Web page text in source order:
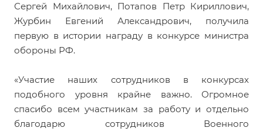
Сергей Михайлович, Потапов Петр Кириллович,
Журбин Евгений Александрович, получила
первую в истории награду в конкурсе министра
обороны РФ.
«Участие наших сотрудников в конкурсах
подобного уровня крайне важно. Огромное
спасибо всем участникам за работу и отдельно
благодарю сотрудников Военного